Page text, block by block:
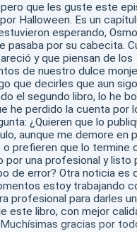
que les guste este
Halloween. Es un
esperando,
pasaba por su cabecita.
y que piensan de los
de nuestro dulce
que decirles que aun sigo
el segundo libro, lo he
he perdido la cuenta por
¿Quieren que lo
aunque me demore en
o prefieren que lo termine
por una profesional y listo
de error? Otra noticia es
estoy trabajando
profesional para darles
este libro, con mejor
gracias por